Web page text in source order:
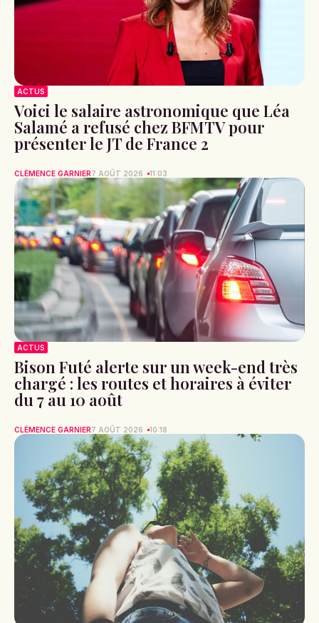
ACTUS
Voici le salaire astronomique que Léa
Salamé a refusé chez BFMTV pour
présenter le JT de France 2
CLÉMENCE GARNIER7 AOÛT 2026 11:03
ACTUS
Bison Futé alerte sur un week-end très
chargé : les routes et horaires à éviter
du 7 au 10 août
CLÉMENCE GARNIER7 AOÛT 2026 10:18